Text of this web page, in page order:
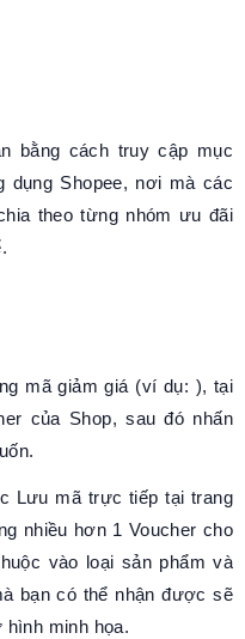
bằng cách truy cập mục
dụng Shopee, nơi mà các
theo từng nhóm ưu đãi
mã giảm giá (ví dụ: ), tại
của Shop, sau đó nhấn
Lưu mã trực tiếp tại trang
nhiều hơn 1 Voucher cho
vào loại sản phẩm và
bạn có thể nhận được sẽ
minh họa.